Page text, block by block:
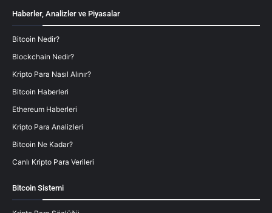
Haberler, Analizler ve Piyasalar
Bitcoin Nedir?
Blockchain Nedir?
Kripto Para Nasıl Alınır?
Bitcoin Haberleri
Ethereum Haberleri
Kripto Para Analizleri
Bitcoin Ne Kadar?
Canlı Kripto Para Verileri
Bitcoin Sistemi